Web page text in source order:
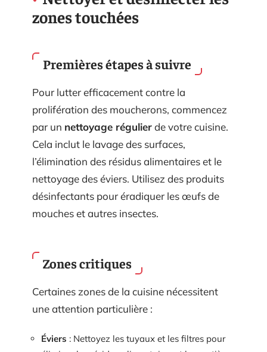
zones touchées
Premières étapes à suivre
Pour lutter efficacement contre la
prolifération des moucherons, commencez
par un nettoyage régulierde votre cuisine.
Cela inclut le lavage des surfaces,
l’élimination des résidus alimentaires et le
nettoyage des éviers. Utilisez des produits
désinfectants pour éradiquer les œufs de
mouches et autres insectes.
Zones critiques
Certaines zones de la cuisine nécessitent
une attention particulière :
Éviers : Nettoyez les tuyaux et les filtres pour